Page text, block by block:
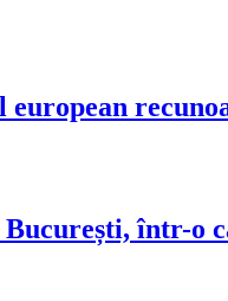
european
într-o